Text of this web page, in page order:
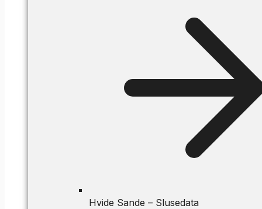
Hvide Sande – Slusedata